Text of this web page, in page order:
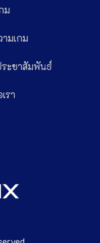
ม
มเกม
ะชาสัมพันธ์
รา